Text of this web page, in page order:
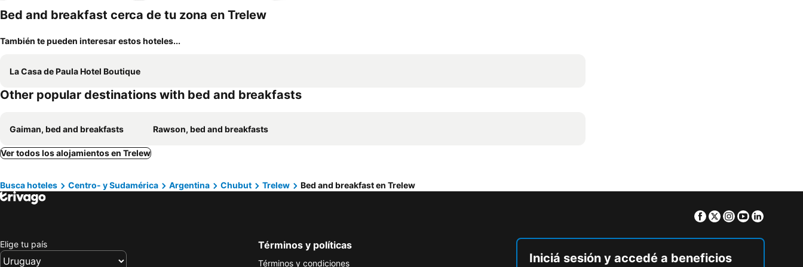
Bed and breakfast cerca de tu zona en Trelew
También te pueden interesar estos hoteles...
La Casa de Paula Hotel Boutique
Other popular destinations with bed and breakfasts
Gaiman, bed and breakfasts Rawson, bed and breakfasts
Ver todos los alojamientos en Trelew
Busca hoteles Centro- y Sudamérica Argentina Chubut Trelew Bed and breakfast en Trelew
Facebook
TwitterInstagram
Youtube
Elige tu país Términos y políticas
Términos y condiciones
Iniciá sesión y accedé a beneficios